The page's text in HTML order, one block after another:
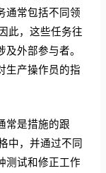
通常包括不同领
此，这些任务往
外部参与者。
生产操作员的指
常是措施的跟
中，并通过不同
测试和修正工作